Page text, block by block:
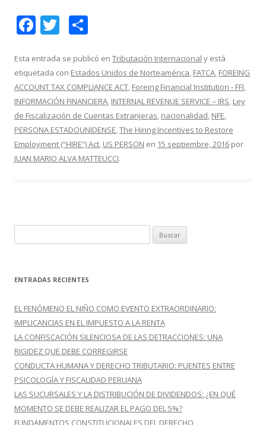
F
e
b
o
o
k
T
itt
er
m
p
ar
ti
r
Esta entrada se publicó en Tributación Internacional y está
etiquetada con Estados Unidos de Norteamérica, FATCA, FOREING
ACCOUNT TAX COMPLIANCE ACT, Foreing Financial Institution - FFI,
INFORMACIÓN FINANCIERA, INTERNAL REVENUE SERVICE – IRS, Ley
de Fiscalización de Cuentas Extranjeras, nacionalidad, NFE,
PERSONA ESTADOUNIDENSE,The Hiring Incentives to Restore
Employment (“HIRE”) Act, US PERSON en 15 septiembre, 2016 por
JUAN MARIO ALVA MATTEUCCI.
u
c
r
:
ENTRADAS RECIENTES
EL FENÓMENO EL NIÑO COMO EVENTO EXTRAORDINARIO:
IMPLICANCIAS EN EL IMPUESTO A LA RENTA
LA CONFISCACIÓN SILENCIOSA DE LAS DETRACCIONES: UNA
RIGIDEZ QUE DEBE CORREGIRSE
CONDUCTA HUMANA Y DERECHO TRIBUTARIO: PUENTES ENTRE
PSICOLOGÍA Y FISCALIDAD PERUANA
LAS SUCURSALES Y LA DISTRIBUCIÓN DE DIVIDENDOS: ¿EN QUÉ
MOMENTO SE DEBE REALIZAR EL PAGO DEL 5%?
FUNDAMENTOS CONSTITUCIONALES DEL DERECHO